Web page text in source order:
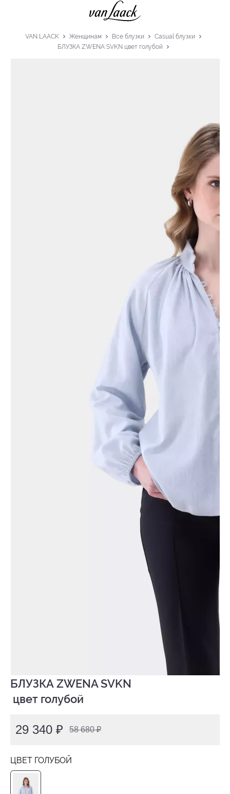
VAN LAACK Женщинам Все блузки
Casual блузки
БЛУЗКА ZWENA SVKN цвет голубой
БЛУЗКА ZWENA SVKN
цвет голубой
29 340 ₽ 58 680 ₽
ЦВЕТ ГОЛУБОЙ